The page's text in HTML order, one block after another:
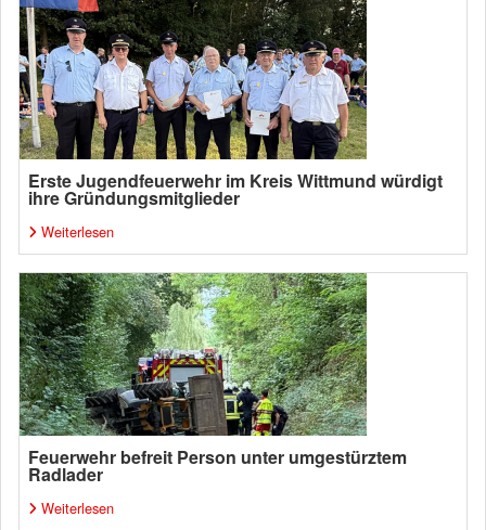
Erste Jugendfeuerwehr im Kreis Wittmund würdigt
ihre Gründungsmitglieder
Weiterlesen
Feuerwehr befreit Person unter umgestürztem
Radlader
Weiterlesen